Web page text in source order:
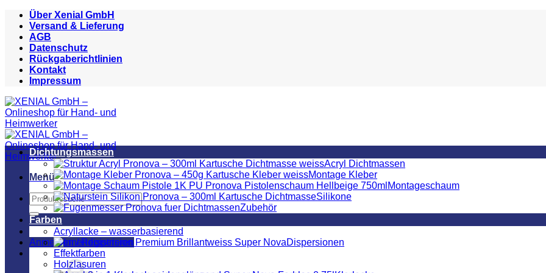
Zum
Inhalt
springen
Über Xenial GmbH
Versand & Lieferung
AGB
Datenschutz
Rückgaberichtlinien
Kontakt
Impressum
Menü
Suchen
nach:
Anmelden / Registrieren
Dichtungsmassen
Acryl Dichtmassen
Montage Kleber
Montageschaum
Silikone
Zubehör
Farben
Acryllacke – wasserbasierend
Dispersionen
Effektfarben
Holzlasuren